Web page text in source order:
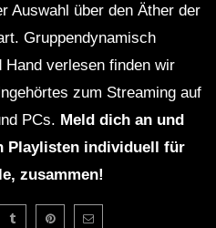
Auswahl über den Äther der
Gruppendynamisch
verlesen finden wir
zum Streaming auf
PCs. Meld dich an und
Playlisten individuell für
zusammen!